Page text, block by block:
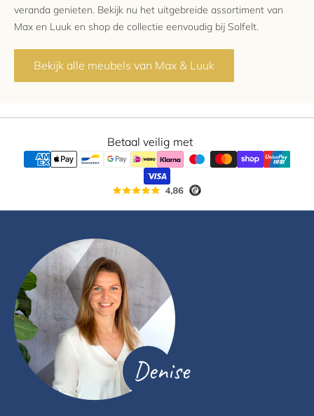
veranda genieten. Bekijk nu het uitgebreide assortiment van
Max en Luuk en shop de collectie eenvoudig bij Solfelt.
Bekijk alle meubels van Max & Luuk
Betaal veilig met
Denise